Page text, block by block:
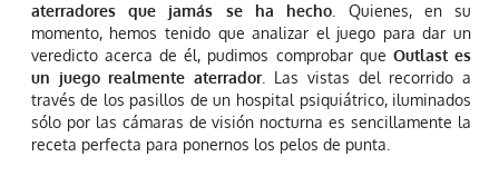
aterradores que jamás se ha hecho. Quienes, en su
momento, hemos tenido que analizar el juego para dar un
veredicto acerca de él, pudimos comprobar que Outlast es
un juego realmente aterrador. Las vistas del recorrido a
través de los pasillos de un hospital psiquiátrico, iluminados
sólo por las cámaras de visión nocturna es sencillamente la
receta perfecta para ponernos los pelos de punta.